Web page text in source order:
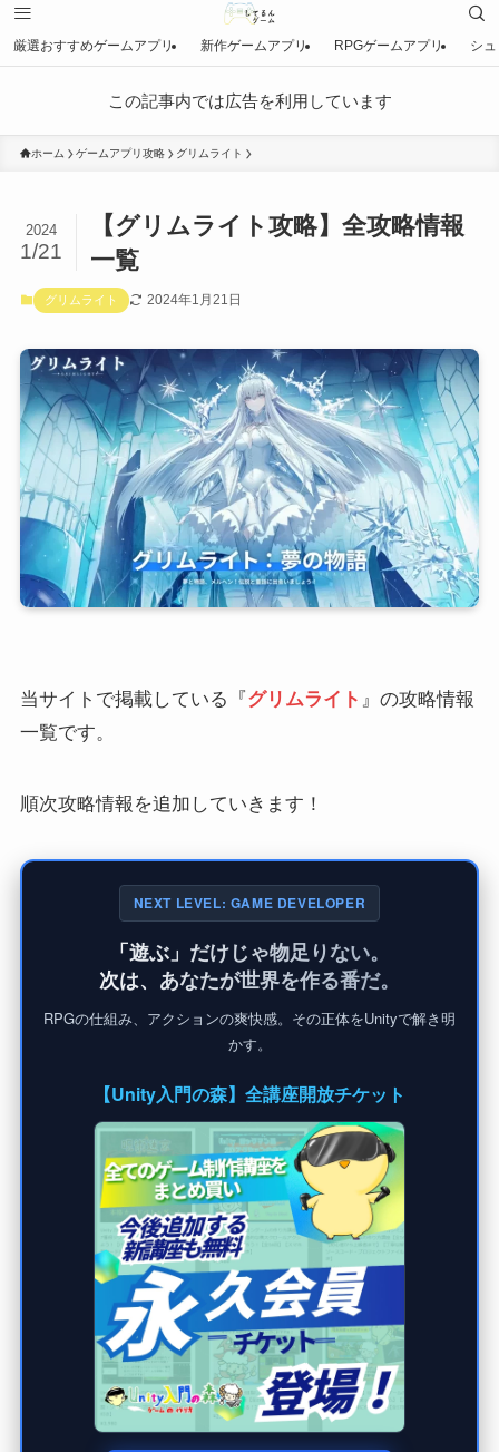
厳選おすすめゲームアプリ 新作ゲームアプリ RPGゲームアプリ シ
この記事内では広告を利用しています
ホーム ゲームアプリ攻略 グリムライト
【グリムライト攻略】全攻略情報
一覧
2024
1/21
グリムライト 2024年1月21日
当サイトで掲載している『グリムライト 』の攻略情報
一覧です。
順次攻略情報を追加していきます！
NEXT LEVEL: GAME DEVELOPER
「遊ぶ」だけじゃ物足りない。
次は、あなたが世界を作る番だ。
RPGの仕組み、アクションの爽快感。その正体をUnityで解き明
かす。
【Unity入門の森】全講座開放チケット